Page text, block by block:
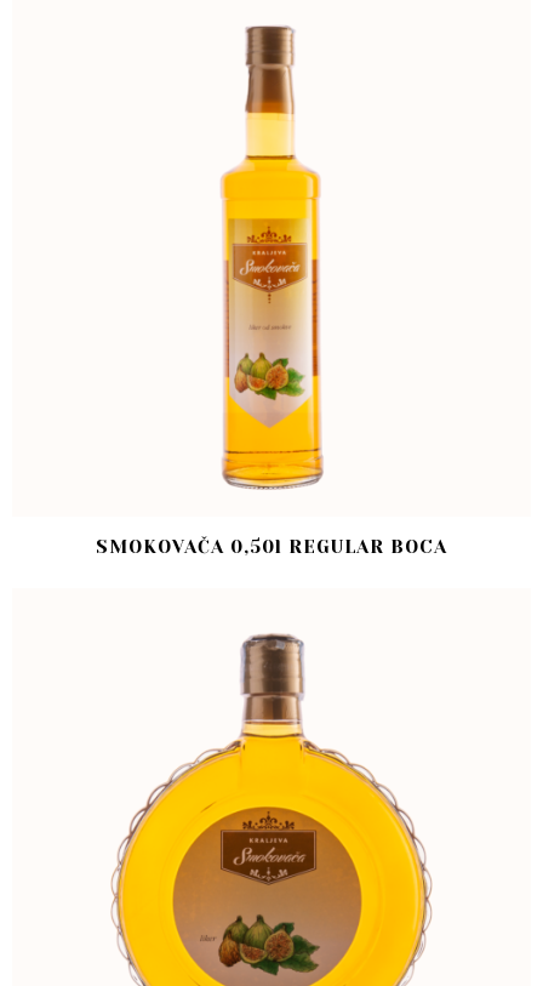
SMOKOVAČA 0,50l REGULAR BOCA